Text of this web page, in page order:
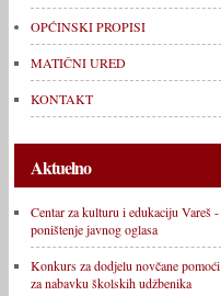
OPĆINSKI PROPISI
MATIČNI URED
KONTAKT
Aktuelno
Centar za kulturu i edukaciju Vareš -
poništenje javnog oglasa
Konkurs za dodjelu novčane pomoći
za nabavku školskih udžbenika